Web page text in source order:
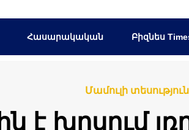
Հասարակական Բիզնես
Մամուլի տեսություն
է խոսում